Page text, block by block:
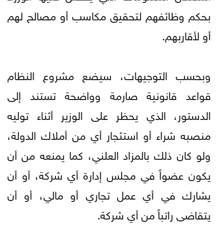
بحكم وظائفهم لتحقيق مكاسب أو مصالح لهم
أو لأقاربهم.
وبحسب التوجيهات، سيضع مشروع النظام
قواعد قانونية صارمة وواضحة تستند إلى
الدستور، الذي يحظر على الوزير أثناء توليه
منصبه شراء أو استئجار أي من أملاك الدولة،
ولو كان ذلك بالمزاد العلني، كما يمنعه من أن
يكون عضواً في مجلس إدارة أي شركة، أو أن
يشارك في أي عمل تجاري أو مالي، أو أن
يتقاضى راتباً من أي شركة.